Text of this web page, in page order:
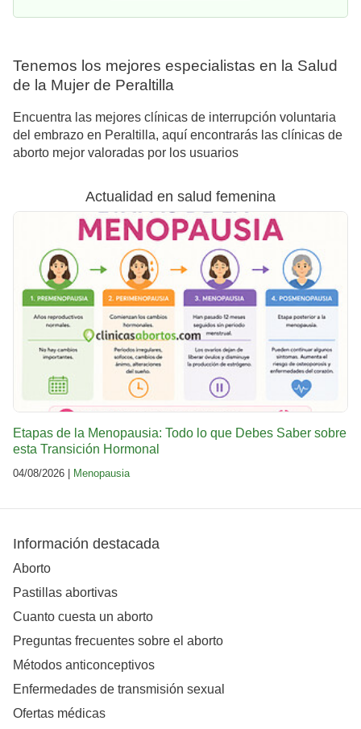
Tenemos los mejores especialistas en la Salud
de la Mujer de Peraltilla
Encuentra las mejores clínicas de interrupción voluntaria
del embrazo en Peraltilla, aquí encontrarás las clínicas de
aborto mejor valoradas por los usuarios
Actualidad en salud femenina
Etapas de la Menopausia: Todo lo que Debes Saber sobre
esta Transición Hormonal
04/08/2026 | Menopausia
Información destacada
Aborto
Pastillas abortivas
Cuanto cuesta un aborto
Preguntas frecuentes sobre el aborto
Métodos anticonceptivos
Enfermedades de transmisión sexual
Ofertas médicas